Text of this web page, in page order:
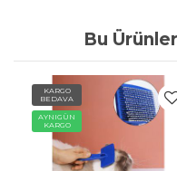
Bu
KARGO
BEDAVA
AYNIGÜN
KARGO